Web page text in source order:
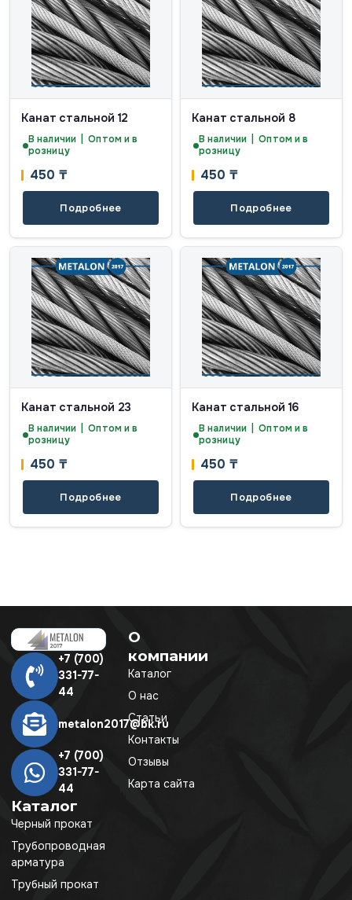
Канат стальной 12
В наличии | Оптом и в
розницу
450 ₸
Подробнее
Канат стальной 8
В наличии | Оптом и в
розницу
450 ₸
Подробнее
Канат стальной 23
В наличии | Оптом и в
розницу
450 ₸
Подробнее
Канат стальной 16
В наличии | Оптом и в
розницу
450 ₸
Подробнее
+7 (700)
331-77-
44
metalon2017@bk.ru
+7 (700)
331-77-
44
Каталог
Черный прокат
Трубопроводная
арматура
Трубный прокат
О
компании
Каталог
О нас
Статьи
Контакты
Отзывы
Карта сайта